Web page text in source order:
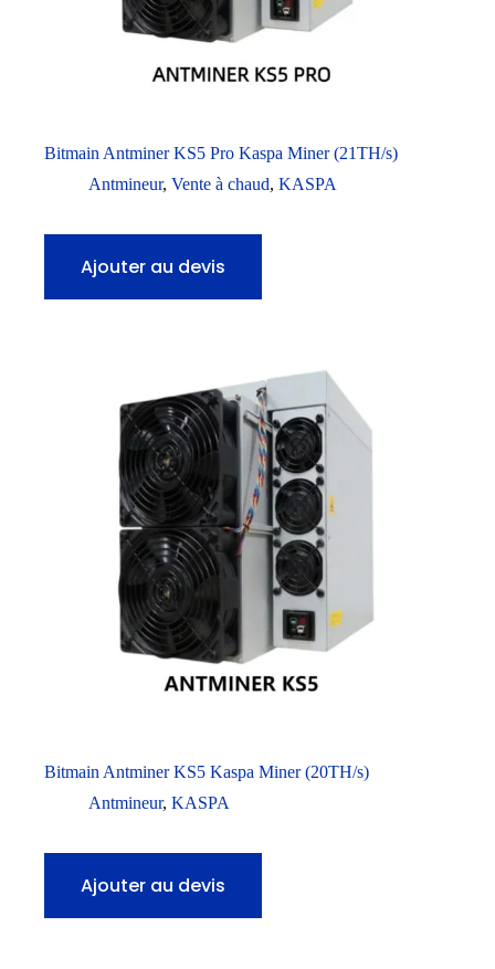
Bitmain Antminer KS5 Pro Kaspa Miner (21TH/s)
Antmineur, Vente à chaud, KASPA
Ajouter au devis
Bitmain Antminer KS5 Kaspa Miner (20TH/s)
Antmineur, KASPA
Ajouter au devis